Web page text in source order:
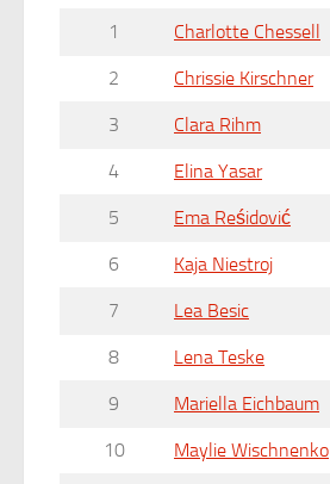
1 Charlotte Chessell
2 Chrissie Kirschner
3 Clara Rihm
4 Elina Yasar
5 Ema Reśidović
6 Kaja Niestroj
7 Lea Besic
8 Lena Teske
9 Mariella Eichbaum
10 Maylie Wischnenko